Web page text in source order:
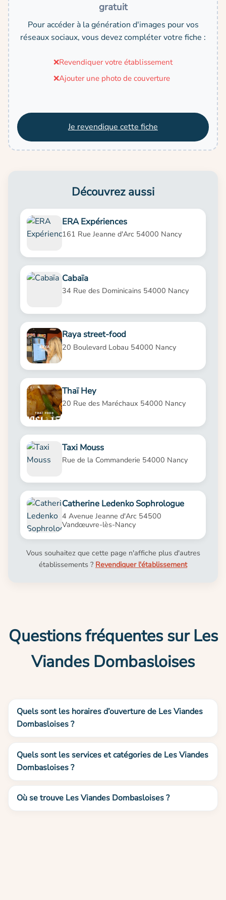
gratuit
Pour accéder à la génération d'images pour vos
réseaux sociaux, vous devez compléter votre fiche :
❌Revendiquer votre établissement
❌Ajouter une photo de couverture
Je revendique cette fiche
Découvrez aussi
ERA Expériences
161 Rue Jeanne d'Arc 54000 Nancy
Cabaïa
34 Rue des Dominicains 54000 Nancy
Raya street-food
20 Boulevard Lobau 54000 Nancy
Thaï Hey
20 Rue des Maréchaux 54000 Nancy
Taxi Mouss
Rue de la Commanderie 54000 Nancy
Catherine Ledenko Sophrologue
4 Avenue Jeanne d'Arc 54500
Vandœuvre-lès-Nancy
Vous souhaitez que cette page n'affiche plus d'autres
établissements ? Revendiquer l'établissement
Questions fréquentes sur Les
Viandes Dombasloises
Quels sont les horaires d’ouverture de Les Viandes
Dombasloises ?
Quels sont les services et catégories de Les Viandes
Dombasloises ?
Où se trouve Les Viandes Dombasloises ?